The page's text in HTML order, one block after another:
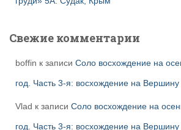
Свежие комментарии
boffin к записи Соло восхождение на
год. Часть 3-я: восхождение на Вершину
Vlad к записи Соло восхождение на
год. Часть 3-я: восхождение на Вершину